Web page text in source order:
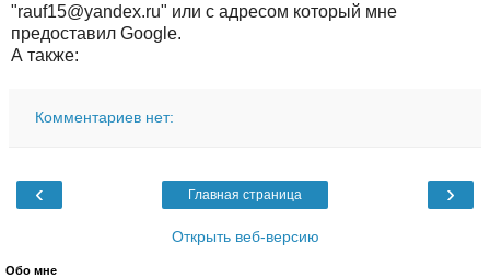
"rauf15@yandex.ru" или с адресом который мне
предоставил Google.
А также:
Комментариев нет:
‹ ›
Главная страница
Открыть веб-версию
Обо мне